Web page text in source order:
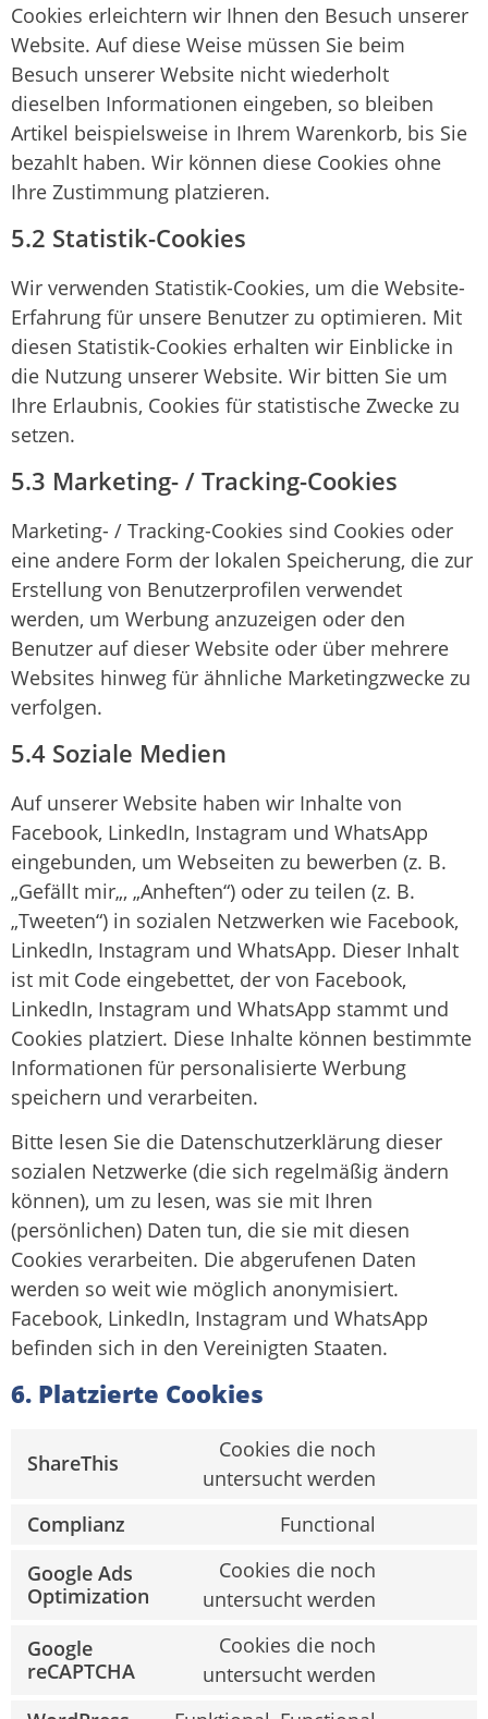
Cookies erleichtern wir Ihnen den Besuch unserer
Website. Auf diese Weise müssen Sie beim
Besuch unserer Website nicht wiederholt
dieselben Informationen eingeben, so bleiben
Artikel beispielsweise in Ihrem Warenkorb, bis Sie
bezahlt haben. Wir können diese Cookies ohne
Ihre Zustimmung platzieren.
5.2 Statistik-Cookies
Wir verwenden Statistik-Cookies, um die Website-
Erfahrung für unsere Benutzer zu optimieren. Mit
diesen Statistik-Cookies erhalten wir Einblicke in
die Nutzung unserer Website. Wir bitten Sie um
Ihre Erlaubnis, Cookies für statistische Zwecke zu
setzen.
5.3 Marketing- / Tracking-Cookies
Marketing- / Tracking-Cookies sind Cookies oder
eine andere Form der lokalen Speicherung, die zur
Erstellung von Benutzerprofilen verwendet
werden, um Werbung anzuzeigen oder den
Benutzer auf dieser Website oder über mehrere
Websites hinweg für ähnliche Marketingzwecke zu
verfolgen.
5.4 Soziale Medien
Auf unserer Website haben wir Inhalte von
Facebook, LinkedIn, Instagram und WhatsApp
eingebunden, um Webseiten zu bewerben (z. B.
„Gefällt mir„, „Anheften“) oder zu teilen (z. B.
„Tweeten“) in sozialen Netzwerken wie Facebook,
LinkedIn, Instagram und WhatsApp. Dieser Inhalt
ist mit Code eingebettet, der von Facebook,
LinkedIn, Instagram und WhatsApp stammt und
Cookies platziert. Diese Inhalte können bestimmte
Informationen für personalisierte Werbung
speichern und verarbeiten.
Bitte lesen Sie die Datenschutzerklärung dieser
sozialen Netzwerke (die sich regelmäßig ändern
können), um zu lesen, was sie mit Ihren
(persönlichen) Daten tun, die sie mit diesen
Cookies verarbeiten. Die abgerufenen Daten
werden so weit wie möglich anonymisiert.
Facebook, LinkedIn, Instagram und WhatsApp
befinden sich in den Vereinigten Staaten.
6. Platzierte Cookies
ShareThis
Cookies die noch
untersucht werden
Complianz Functional
Google Ads
Optimization
Cookies die noch
untersucht werden
Google
reCAPTCHA
Cookies die noch
untersucht werden